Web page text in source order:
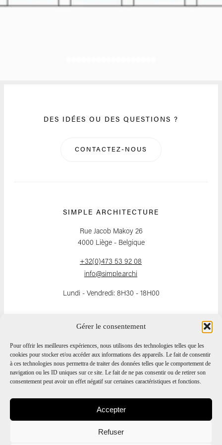
Gérer le consentement
Pour offrir les meilleures expériences, nous utilisons des technologies telles que les
cookies pour stocker et/ou accéder aux informations des appareils. Le fait de consentir
à ces technologies nous permettra de traiter des données telles que le comportement de
navigation ou les ID uniques sur ce site. Le fait de ne pas consentir ou de retirer son
consentement peut avoir un effet négatif sur certaines caractéristiques et fonctions.
Accepter
Refuser
DES IDÉES OU DES QUESTIONS ?
CONTACTEZ-NOUS
SIMPLE ARCHITECTURE
Rue Jacob Makoy 26
4000 Liège - Belgique
+32(0)473 53 92 08
info@simple.archi
Lundi - Vendredi: 8H30 - 18H00